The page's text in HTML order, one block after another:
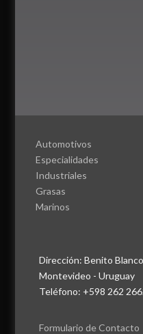
Automotivos
Especialidades
Industriales
Grasas
Marinos
Dirección: Benito
Montevideo - Uruguay
Teléfono: +598 262
Formulario de Contacto